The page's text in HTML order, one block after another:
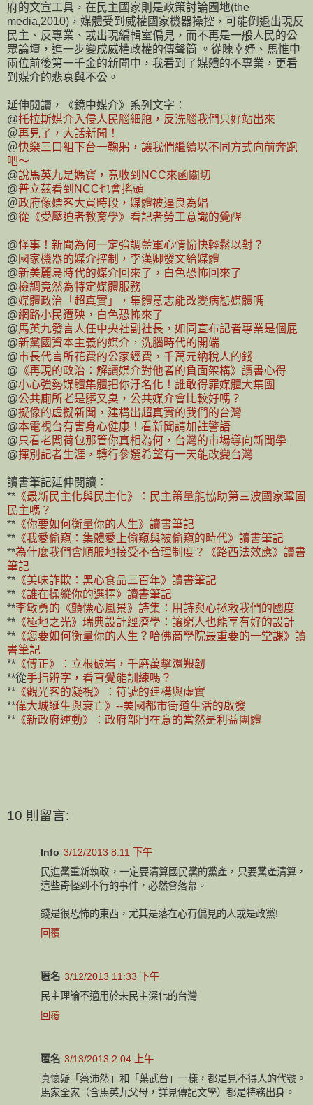
府的文宣工具，在民主國家則是政策討論園地(the
media,2010)，媒體受到威權國家機器操控，可能倒退出現反
民主、反專業、或出現編輯室偏見，而不再是一般人民的公
眾論壇，進一步變成威權政權的傳聲筒 。從陳幸妤、馬惟中
兩位前後第一千金的新聞中，我看到了媒體的不專業，更看
到媒介的悲哀與不公。
延伸閱讀，《鏡中媒介》系列文字：
@托拉斯媒介入侵人民腦細胞，反洗腦我們只好站出來
＠再見了，大話新聞！
＠快樂三口組下台一鞠躬，讓我們繼續以不同方式向前奔跑
吧～
@說馬英九是媽寶，竟收到NCC來函關切
@普立茲看到NCC也會搖頭
＠政府像嫖客大買時段，媒體被逼良為娼
@從《受壓迫者教育學》看記者勞工意識的覺醒
@怪事！新聞為何一定強調藍軍心情愉快輕鬆以對？
@ 國家機器的媒介控制，李漢卿發文給媒體
@新美麗島時代的媒介回來了，白色恐怖回來了
@檢調竟然為特定媒體服務
@媒體政治「超真實」，集體意志能改變病態媒體嗎
@網路小民遭殃，白色恐怖來了
@馬英九發言人任中央社副社長，如同宣布記者專業是個屁
@新黨國資本主義的媒介，洗腦時代的開端
@市長代言所花費的公家經費，千萬元納稅人的錢
@ 《再現的政治：解讀媒介對他者的負面架構》讀書心得
@小心強勢媒體集體把你汙名化！誰敢得罪媒體大集團
@公共廁所老是髒又臭，公共媒介會比較好嗎？
@擬像的虛擬新聞，建構出超真實的我們的台灣
@本電視台有害身心健康！看新聞請加註警語
@只看老闆荷包那管你真相為何，台灣的市場導向新聞學
@揮別記者生涯，轉行參選希望有一天能改變台灣
讀書筆記延伸閱讀：
** 《最新民主化與民主化》：民主策量能協助第三波國家鞏固
民主嗎？
** 《你要如何衡量你的人生》讀書筆記
** 《我愛偷窺：集體愛上偷窺與被偷窺的時代》讀書筆記
**為什麼我們會順服地接受不合理制度？《路西法效應》讀書
筆記
** 《美味詐欺：黑心食品三百年》讀書筆記
** 《誰在操縱你的選擇》讀書筆記
**李敏勇的《顫慄心風景》詩集：用詩與心拯救我們的國度
** 《極地之光》瑞典設計經濟學：讓窮人也能享有好的設計
** 《您要如何衡量你的人生？哈佛商學院最重要的一堂課》讀
書筆記
** 《傅正》：立根破岩，千磨萬擊還艱韌
**從手指辨字，看直覺能訓練嗎？
** 《觀光客的凝視》：符號的建構與虛實
**偉大城誕生與衰亡》--美國都市街道生活的啟發
** 《新政府運動》：政府部門在意的當然是利益團體
10 則留言:
Info 3/12/2013 8:11 下午
民進黨重新執政，一定要清算國民黨的黨產，只要黨產清算，
這些奇怪到不行的事件，必然會落幕。
錢是很恐怖的東西，尤其是落在心有偏見的人或是政黨!
回覆
匿名 3/12/2013 11:33 下午
民主理論不適用於未民主深化的台灣
回覆
匿名 3/13/2013 2:04 上午
真懷疑「蔡沛然」和「葉武台」一樣，都是見不得人的代號。
馬家全家（含馬英九父母，詳見傳記文學）都是特務出身。